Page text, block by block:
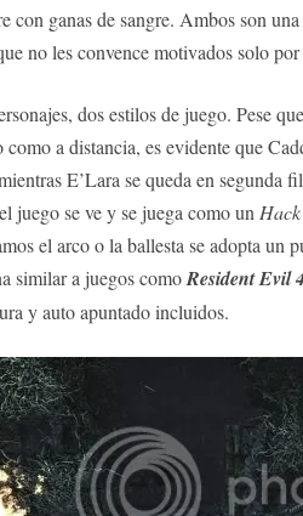
con ganas de sangre. Ambos son
no les convence motivados solo
dos estilos de juego. Pese
como a distancia, es evidente que
E’Lara se queda en segunda
juego se ve y se juega como un
el arco o la ballesta se adopta un
similar a juegos comoResident Evil
y auto apuntado incluidos.